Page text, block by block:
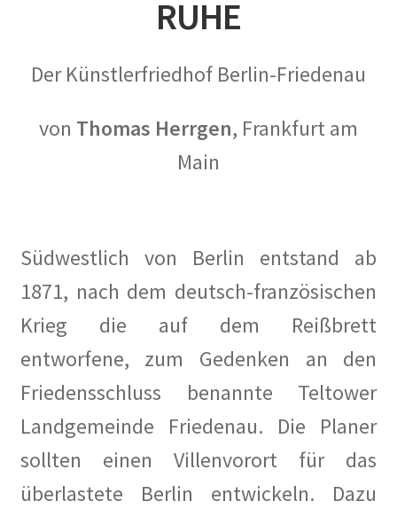
2017
2021
2022
2023 #2
Baumpatenschaften
Bestellung abgeschlossen
RUHE
Der Künstlerfriedhof Berlin-Friedenau
von Thomas Herrgen, Frankfurt am
Main
Südwestlich von Berlin entstand ab
1871, nach dem deutsch-französischen
Krieg die auf dem Reißbrett
entworfene, zum Gedenken an den
Friedensschluss benannte Teltower
Landgemeinde Friedenau. Die Planer
sollten einen Villenvorort für das
überlastete Berlin entwickeln. Dazu